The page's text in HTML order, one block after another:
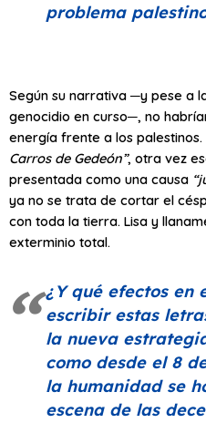
problema
Según su narrativa ─y pese a
genocidio en curso─, no
energía frente a los
Carros de Gedeón”, otra vez
presentada como una causa
ya no se trata de cortar el
con toda la tierra. Lisa y
exterminio total.
¿Y qué efectos en
escribir estas
la nueva
como desde el 8
la humanidad se
escena de las